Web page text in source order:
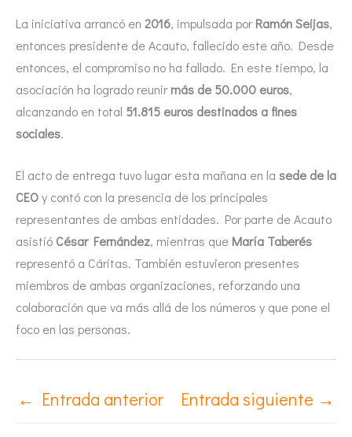
La iniciativa arrancó en 2016, impulsada porRamón Seijas,
entonces presidente de Acauto, fallecido este año. Desde
entonces, el compromiso no ha fallado. En este tiempo, la
asociación ha logrado reunirmás de 50.000 euros,
alcanzando en total 51.815 euros destinados a fines
sociales.
El acto de entrega tuvo lugar esta mañana en la sede de la
CEOy contó con la presencia de los principales
representantes de ambas entidades. Por parte de Acauto
asistió César Fernández, mientras que María Taberés
representó a Cáritas. También estuvieron presentes
miembros de ambas organizaciones, reforzando una
colaboración que va más allá de los números y que pone el
foco en las personas.
← Entrada anterior Entrada siguiente →